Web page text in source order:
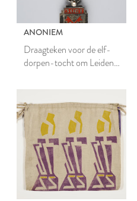
ANONIEM
Draagteken voor de elf-
dorpen-tocht om Leiden